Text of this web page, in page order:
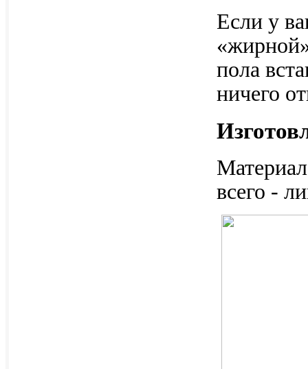
Если у
пола
ничего
всего -